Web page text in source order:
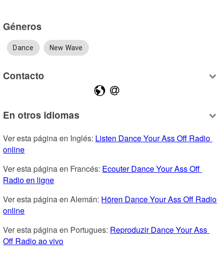
Géneros
Dance New Wave
Contacto
En otros idiomas
Ver esta página en Inglés: Listen Dance Your Ass Off Radio
online
Ver esta página en Francés: Ecouter Dance Your Ass Off
Radio en ligne
Ver esta página en Alemán: Hören Dance Your Ass Off Radio
online
Ver esta página en Portugues: Reproduzir Dance Your Ass
Off Radio ao vivo